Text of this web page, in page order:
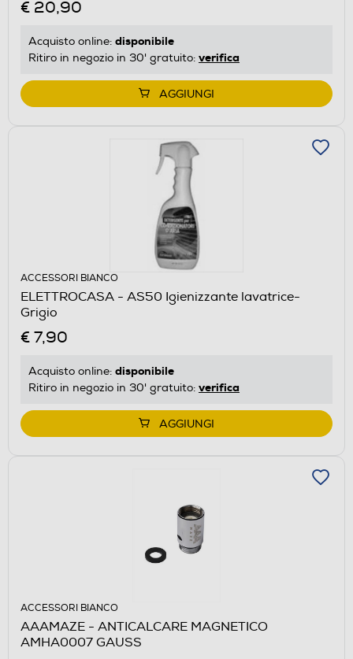
€ 20,90
Acquisto online: disponibile
Ritiro in negozio in 30' gratuito: verifica
AGGIUNGI
ACCESSORI BIANCO
ELETTROCASA - AS50 Igienizzante lavatrice-
Grigio
€ 7,90
Acquisto online: disponibile
Ritiro in negozio in 30' gratuito: verifica
AGGIUNGI
ACCESSORI BIANCO
AAAMAZE - ANTICALCARE MAGNETICO
AMHA0007 GAUSS